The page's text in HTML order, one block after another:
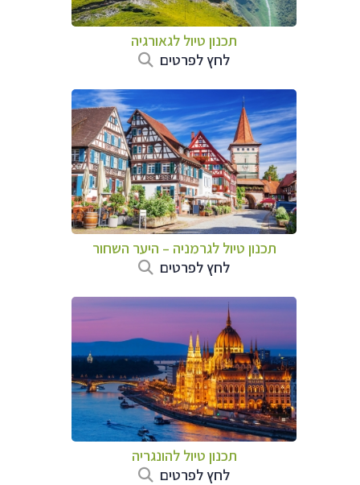
תכנון טיול לגאורגיה
לחץ לפרטים
תכנון טיול לגרמניה – היער השחור
לחץ לפרטים
תכנון טיול להונגריה
לחץ לפרטים